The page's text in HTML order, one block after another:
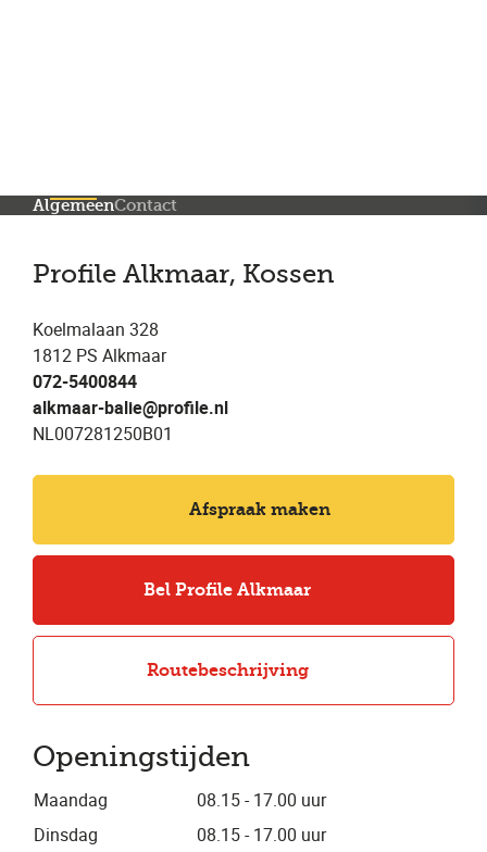
AlgemeenContact
Profile Alkmaar, Kossen
Koelmalaan 328
1812 PS Alkmaar
072-5400844
alkmaar-balie@profile.nl
NL007281250B01
Afspraak maken
Bel Profile Alkmaar
Routebeschrijving
Openingstijden
Maandag
08.15 - 17.00 uur
Dinsdag
08.15 - 17.00 uur